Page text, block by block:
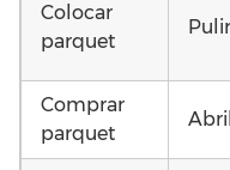
Colocar
parquet
Pulir
Comprar
parquet